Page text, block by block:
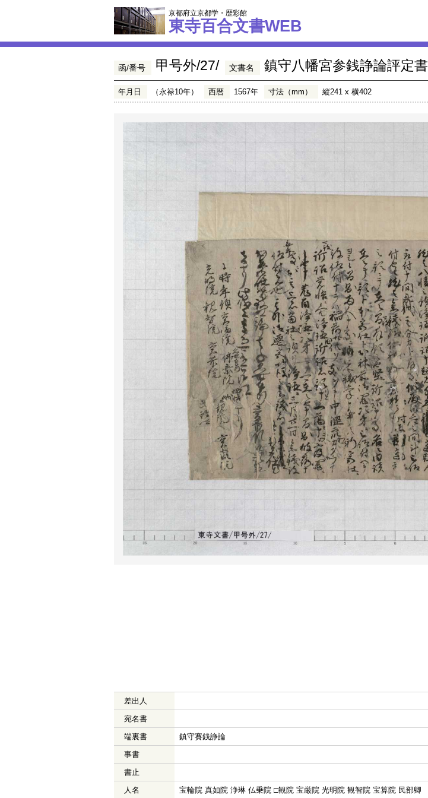
京都府立京都学・歴彩館
東寺百合文書WEB
函/番号 甲号外/27/ 文書名 鎮守八幡宮参銭諍論評定書
年月日 （永禄10年） 西暦 1567年 寸法（mm） 縦241 x 横402
差出人
宛名書
端裏書
鎮守賽銭諍論
事書
書止
人名
宝輪院 真如院 浄琳 仏乗院 □観院 宝厳院 光明院 観智院 宝算院 民部卿